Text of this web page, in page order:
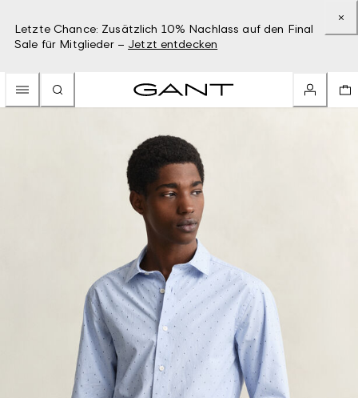
Letzte Chance: Zusätzlich 10% Nachlass auf den Final
Sale für Mitglieder – Jetzt entdecken